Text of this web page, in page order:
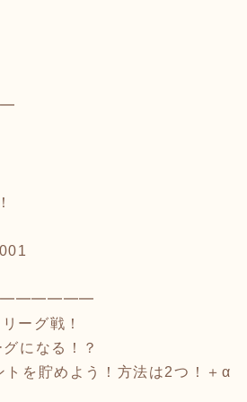
ーグ戦！
になる！？
を貯めよう！方法は2つ！＋α